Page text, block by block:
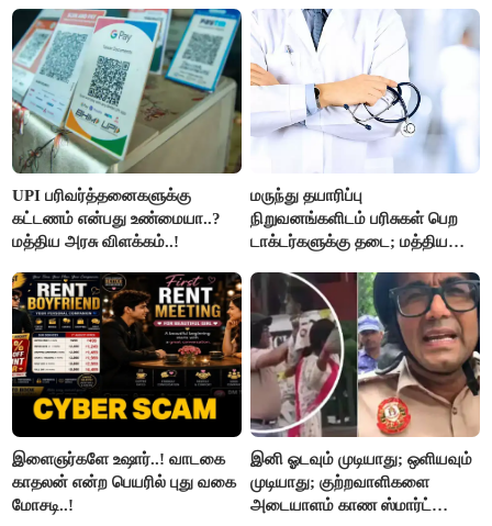
UPI பரிவர்த்தனைகளுக்கு
கட்டணம் என்பது உண்மையா..?
மத்திய அரசு விளக்கம்..!
மருந்து தயாரிப்பு
நிறுவனங்களிடம் பரிசுகள் பெற
டாக்டர்களுக்கு தடை; மத்திய
இளைஞர்களே உஷார்..! வாடகை
காதலன் என்ற பெயரில் புது வகை
மோசடி..!
இனி ஓடவும் முடியாது; ஒளியவும்
முடியாது; குற்றவாளிகளை
அடையாளம் காண ஸ்மார்ட்